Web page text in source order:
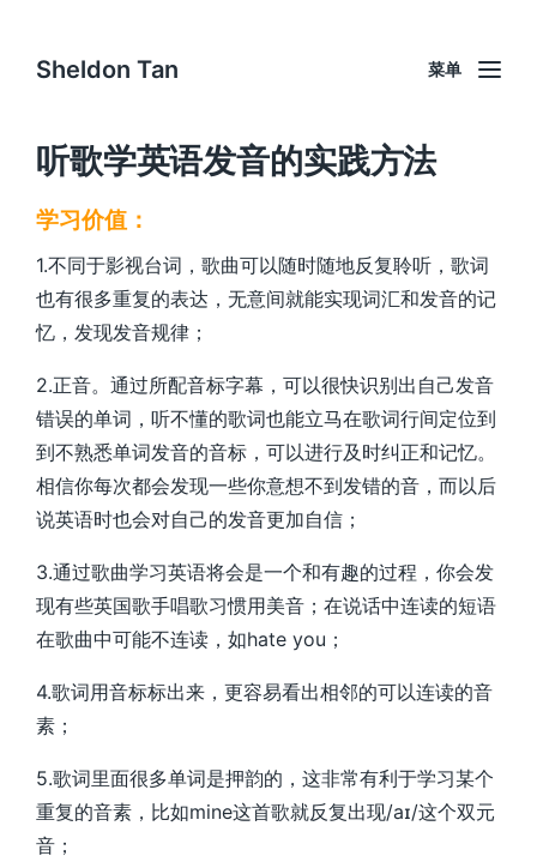
Sheldon Tan 菜单
听歌学英语发音的实践方法
学习价值：
1.不同于影视台词，歌曲可以随时随地反复聆听，歌词
也有很多重复的表达，无意间就能实现词汇和发音的记
忆，发现发音规律；
2.正音。通过所配音标字幕，可以很快识别出自己发音
错误的单词，听不懂的歌词也能立马在歌词行间定位到
到不熟悉单词发音的音标，可以进行及时纠正和记忆。
相信你每次都会发现一些你意想不到发错的音，而以后
说英语时也会对自己的发音更加自信；
3.通过歌曲学习英语将会是一个和有趣的过程，你会发
现有些英国歌手唱歌习惯用美音；在说话中连读的短语
在歌曲中可能不连读，如hate you ；
4.歌词用音标标出来，更容易看出相邻的可以连读的音
素；
5.歌词里面很多单词是押韵的，这非常有利于学习某个
重复的音素，比如mine这首歌就反复出现/aɪ/这个双元
音；